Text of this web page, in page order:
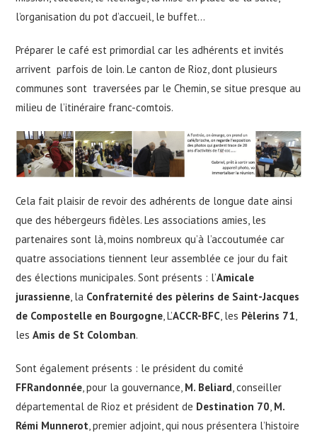
l’organisation du pot d’accueil, le buffet…
Préparer le café est primordial car les adhérents et invités
arrivent parfois de loin. Le canton de Rioz, dont plusieurs
communes sont traversées par le Chemin, se situe presque au
milieu de l’itinéraire franc-comtois.
Cela fait plaisir de revoir des adhérents de longue date ainsi
que des hébergeurs fidèles. Les associations amies, les
partenaires sont là, moins nombreux qu’à l’accoutumée car
quatre associations tiennent leur assemblée ce jour du fait
des élections municipales. Sont présents : l’Amicale
jurassienne, la Confraternité des pèlerins de Saint-Jacques
de Compostelle en Bourgogne, L’ACCR-BFC, les Pèlerins 71,
lesAmis de St Colomban.
Sont également présents : le président du comité
FFRandonnée, pour la gouvernance, M. Beliard, conseiller
départemental de Rioz et président de Destination 70, M.
Rémi Munnerot, premier adjoint, qui nous présentera l’histoire